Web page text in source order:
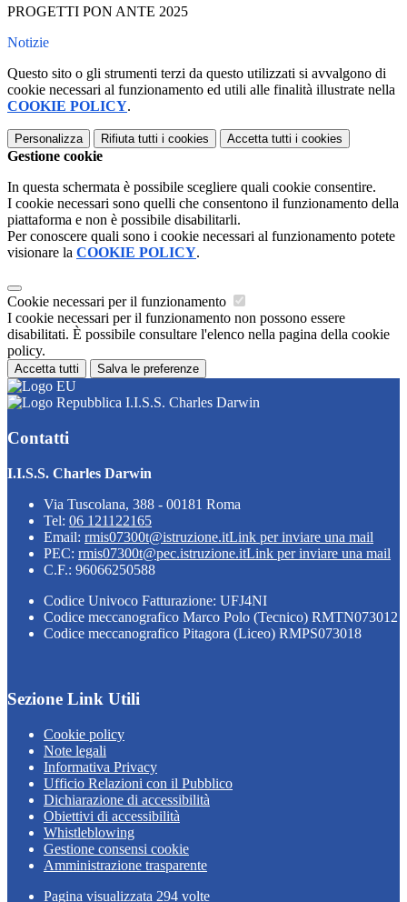
PROGETTI PON ANTE 2025
Notizie
Questo sito o gli strumenti terzi da questo utilizzati si avvalgono di
cookie necessari al funzionamento ed utili alle finalità illustrate nella
COOKIE POLICY.
Personalizza Rifiuta tutti i cookies Accetta tutti i cookies
Gestione cookie
In questa schermata è possibile scegliere quali cookie consentire.
I cookie necessari sono quelli che consentono il funzionamento della
piattaforma e non è possibile disabilitarli.
Per conoscere quali sono i cookie necessari al funzionamento potete
visionare la COOKIE POLICY.
Cookie necessari per il funzionamento
I cookie necessari per il funzionamento non possono essere
disabilitati. È possibile consultare l'elenco nella pagina della cookie
policy.
Accetta tutti Salva le preferenze
I.I.S.S. Charles Darwin
Contatti
I.I.S.S. Charles Darwin
Via Tuscolana, 388 - 00181 Roma
Tel: 06 121122165
Email: rmis07300t@istruzione.itLink per inviare una mail
PEC: rmis07300t@pec.istruzione.itLink per inviare una mail
C.F.: 96066250588
Codice Univoco Fatturazione: UFJ4NI
Codice meccanografico Marco Polo (Tecnico) RMTN073012
Codice meccanografico Pitagora (Liceo) RMPS073018
Sezione Link Utili
Cookie policy
Note legali
Informativa Privacy
Ufficio Relazioni con il Pubblico
Dichiarazione di accessibilità
Obiettivi di accessibilità
Whistleblowing
Gestione consensi cookie
Amministrazione trasparente
Pagina visualizzata 294 volte